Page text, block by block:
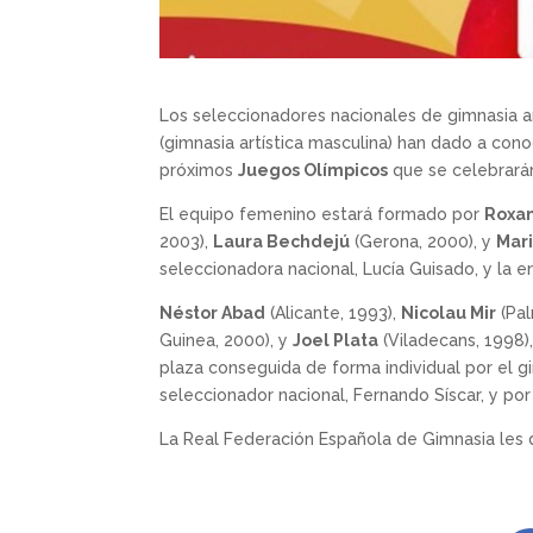
Los seleccionadores nacionales de gimnasia
(gimnasia artística masculina) han dado a
próximosJuegos Olímpicos que se
El equipo femenino estará formado por
2003),
Laura Bechdejú (Gerona, 2000), y
seleccionadora nacional, Lucía Guisado, y la
Néstor Abad (Alicante, 1993), Nicolau Mir
Guinea, 2000), yJoel Plata (Viladecans,
plaza conseguida de forma individual por el
seleccionador nacional, Fernando Síscar, y
La Real Federación Española de Gimnasia